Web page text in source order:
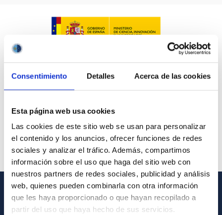
Consentimiento Detalles Acerca de las cookies
Esta página web usa cookies
Las cookies de este sitio web se usan para personalizar
el contenido y los anuncios, ofrecer funciones de redes
sociales y analizar el tráfico. Además, compartimos
información sobre el uso que haga del sitio web con
nuestros partners de redes sociales, publicidad y análisis
web, quienes pueden combinarla con otra información
que les haya proporcionado o que hayan recopilado a
partir del uso que haya hecho de sus servicios.
GENERAL INFORMATION